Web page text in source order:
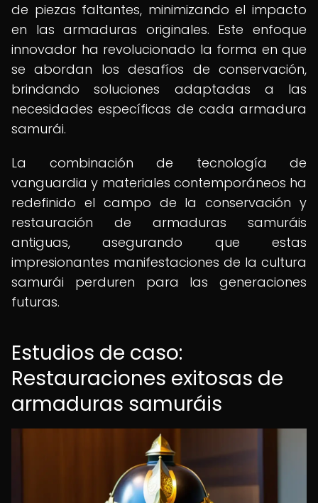
de piezas faltantes, minimizando el impacto
en las armaduras originales. Este enfoque
innovador ha revolucionado la forma en que
se abordan los desafíos de conservación,
brindando soluciones adaptadas a las
necesidades específicas de cada armadura
samurái.
La combinación de tecnología de
vanguardia y materiales contemporáneos ha
redefinido el campo de la conservación y
restauración de armaduras samuráis
antiguas, asegurando que estas
impresionantes manifestaciones de la cultura
samurái perduren para las generaciones
futuras.
Estudios de caso:
Restauraciones exitosas de
armaduras samuráis